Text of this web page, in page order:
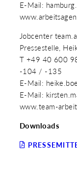
E-Mail:
Jobcenter
Pressestelle,
T +49 40 600
-104 / -135
E-Mail:
E-Mail:
www.team-
Downloads